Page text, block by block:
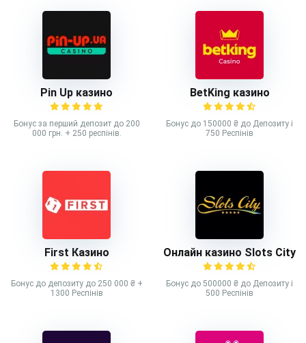
Pin Up казино
Бонус за перший депозит до 200
000 грн. + 250 респінів.
BetKing казино
Бонус до 150000 ₴ до Депозиту і
750 Респінів
First Казино
Бонус до депозиту до 250 000 ₴ +
1300 Респінів
Онлайн казино Slots City
Бонус до 500000 ₴ до Депозиту і
500 Респінів